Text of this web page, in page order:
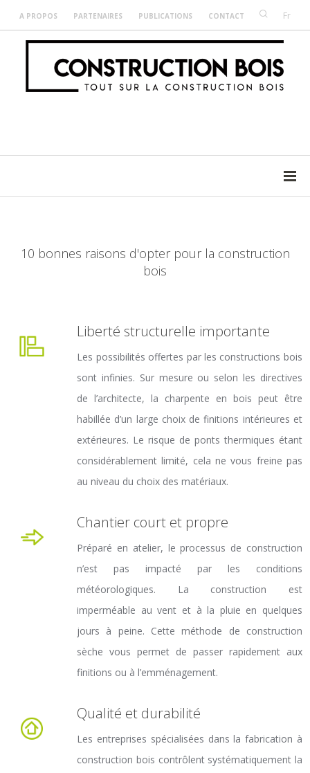
A PROPOS PARTENAIRES PUBLICATIONS CONTACT Fr
10 bonnes raisons d'opter pour la construction
bois
Liberté structurelle importante
Les possibilités offertes par les constructions bois
sont infinies. Sur mesure ou selon les directives
de l’architecte, la charpente en bois peut être
habillée d’un large choix de finitions intérieures et
extérieures. Le risque de ponts thermiques étant
considérablement limité, cela ne vous freine pas
au niveau du choix des matériaux.
Chantier court et propre
Préparé en atelier, le processus de construction
n’est pas impacté par les conditions
météorologiques. La construction est
imperméable au vent et à la pluie en quelques
jours à peine. Cette méthode de construction
sèche vous permet de passer rapidement aux
finitions ou à l’emménagement.
Qualité et durabilité
Les entreprises spécialisées dans la fabrication à
construction bois contrôlent systématiquement la